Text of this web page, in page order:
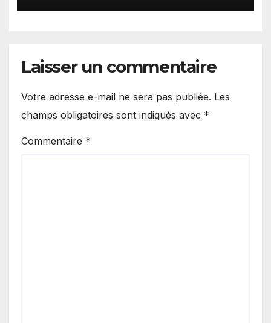
Laisser un commentaire
Votre adresse e-mail ne sera pas publiée. Les
champs obligatoires sont indiqués avec *
Commentaire *